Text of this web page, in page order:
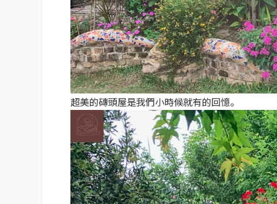
超美的磚頭屋是我們小時候就有的回憶。